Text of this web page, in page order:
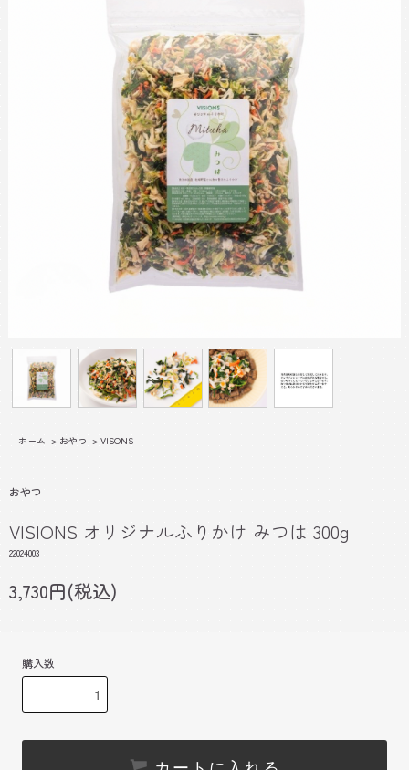
ホーム > おやつ > VISONS
おやつ
VISIONS オリジナルふりかけ みつは 300g
22024003
3,730円(税込)
購入数